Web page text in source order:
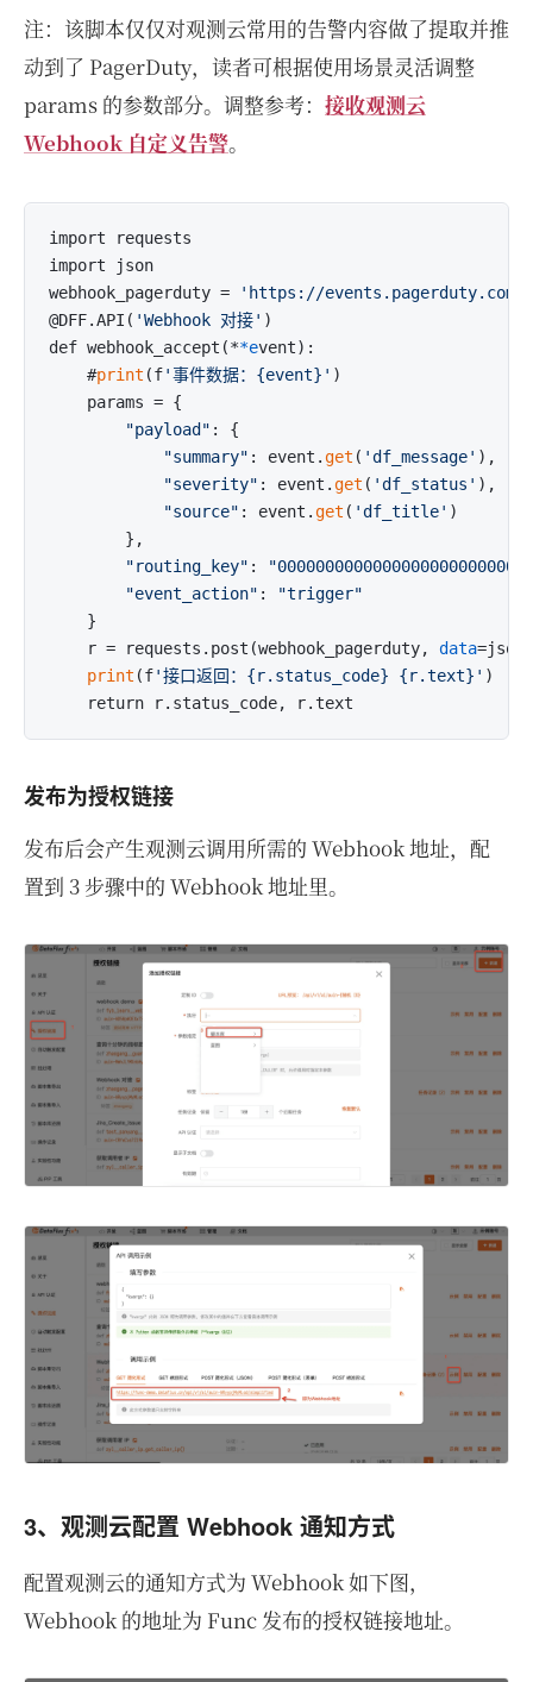
注：该脚本仅仅对观测云常用的告警内容做了提取并推
动到了 PagerDuty，读者可根据使用场景灵活调整
params 的参数部分。调整参考： 接收观测云
Webhook 自定义告警。
import requests
import json
webhook_pagerduty =
'https://events.pagerduty.com/
@DFF.API( 'Webhook 对接' )
def webhook_accept(**event):
    #
print (f'事件数据：{event}' )
    params = {
"payload" : {
"summary" : event.get ( 'df_message' ),
"severity" : event.get ( 'df_status' ),
"source" : event.get ( 'df_title' )
        },
"routing_key" :
"event_action" :
"trigger"
    }
    r = requests.post(webhook_pagerduty,
data
print (f'接口返回：{r.status_code} {r.text}' )
发布为授权链接
发布后会产生观测云调用所需的 Webhook 地址，配
置到 3 步骤中的 Webhook 地址里。
3、观测云配置 Webhook 通知方式
配置观测云的通知方式为 Webhook 如下图，
Webhook 的地址为 Func 发布的授权链接地址。